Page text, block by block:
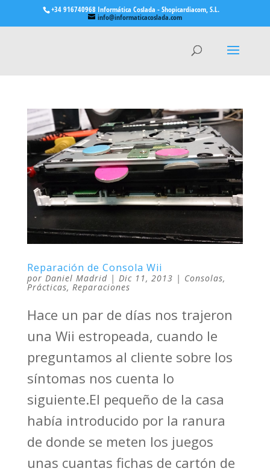
+34 916740968 Informática Coslada - Shopicardiacom, S.L.
info@informaticacoslada.com
Reparación de Consola Wii
por Daniel Madrid| Dic 11, 2013 | Consolas,
Prácticas, Reparaciones
Hace un par de días nos trajeron
una Wii estropeada, cuando le
preguntamos al cliente sobre los
síntomas nos cuenta lo
siguiente.El pequeño de la casa
había introducido por la ranura
de donde se meten los juegos
unas cuantas fichas de cartón de